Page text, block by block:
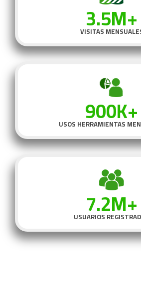
3.5M+
VISITAS
900K+
USOS HERRAMIENTAS
7.2M+
USUARIOS